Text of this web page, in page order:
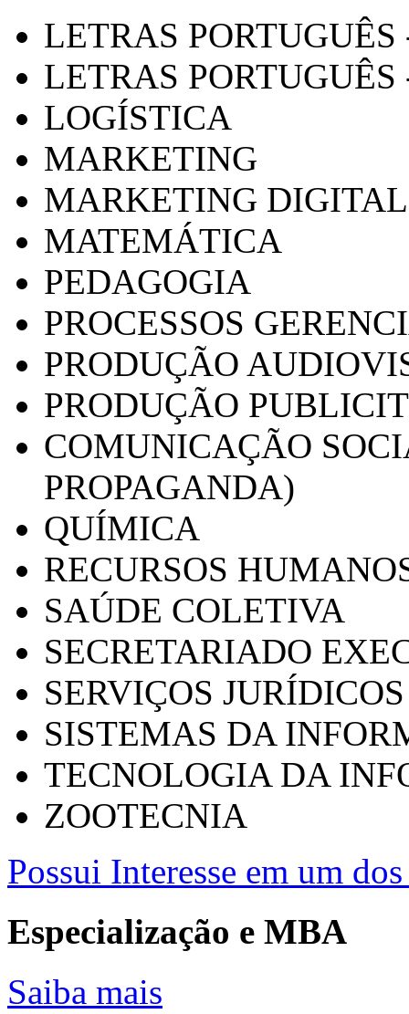
LETRAS
LETRAS PORTUGUÊS
LOGÍSTICA
MARKETING
MARKETING DIGITAL
MATEMÁTICA
PEDAGOGIA
PROCESSOS
PRODUÇÃO
PRODUÇÃO
COMUNICAÇÃO
PROPAGANDA)
QUÍMICA
RECURSOS
SAÚDE COLETIVA
SECRETARIADO
SERVIÇOS
SISTEMAS DA
TECNOLOGIA DA
ZOOTECNIA
Possui Interesse em um
Especialização e MBA
Saiba mais